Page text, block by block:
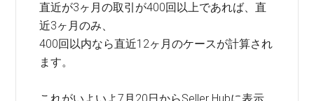
直近が3ヶ月の取引が400回以上であれば、直
近3ヶ月のみ、
400回以内なら直近12ヶ月のケースが計算され
ます。